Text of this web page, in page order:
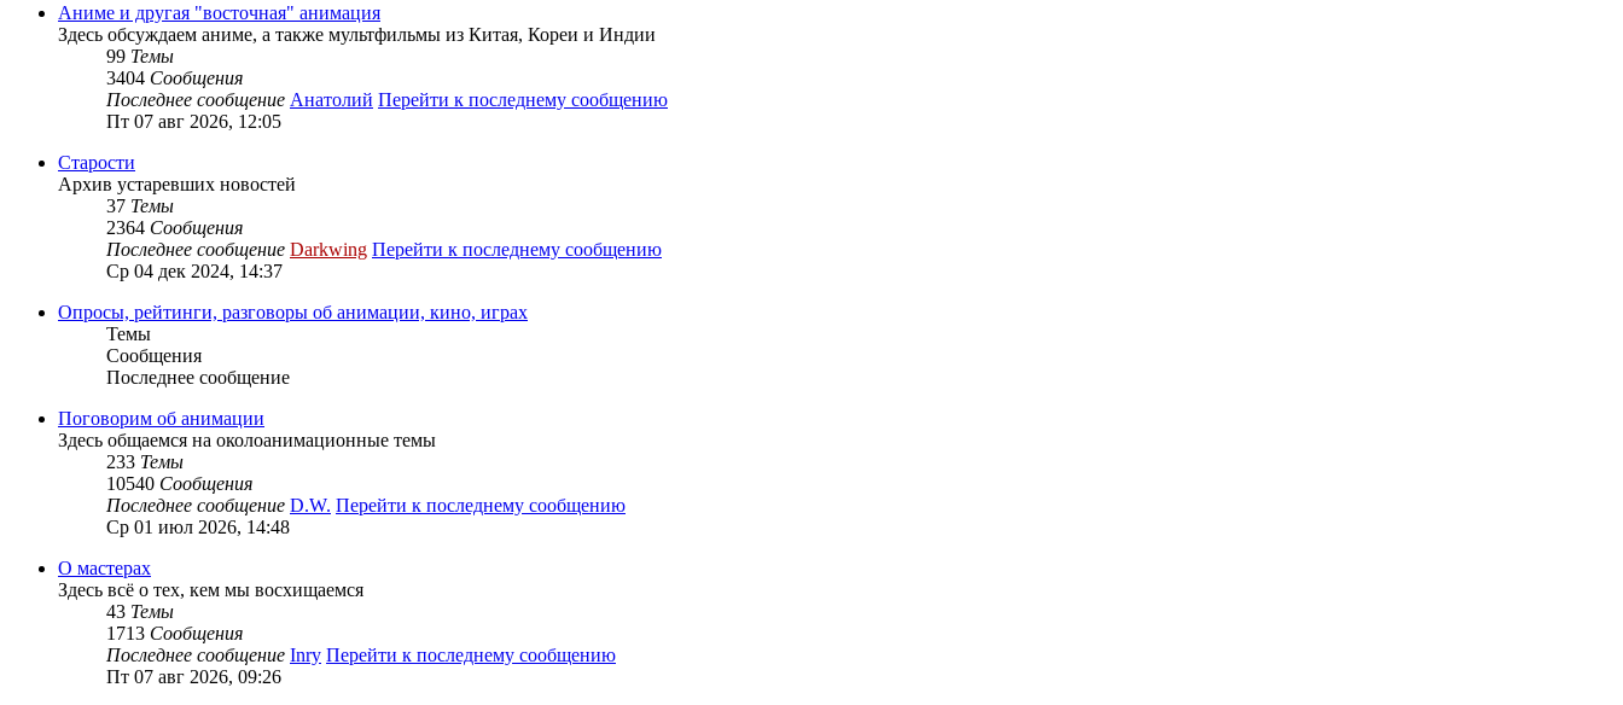
Аниме и другая "восточная" анимация
Здесь обсуждаем аниме, а также мультфильмы из Китая, Кореи и Индии
99 Темы
3404 Сообщения
Последнее сообщение Анатолий Перейти к последнему сообщению
Пт 07 авг 2026, 12:05
Старости
Архив устаревших новостей
37 Темы
2364 Сообщения
Последнее сообщение Darkwing Перейти к последнему сообщению
Ср 04 дек 2024, 14:37
Опросы, рейтинги, разговоры об анимации, кино, играх
Темы
Сообщения
Последнее сообщение
Поговорим об анимации
Здесь общаемся на околоанимационные темы
233 Темы
10540 Сообщения
Последнее сообщение D.W. Перейти к последнему сообщению
Ср 01 июл 2026, 14:48
О мастерах
Здесь всё о тех, кем мы восхищаемся
43 Темы
1713 Сообщения
Последнее сообщение Inry Перейти к последнему сообщению
Пт 07 авг 2026, 09:26